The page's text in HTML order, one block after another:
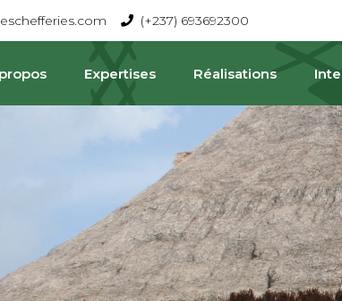
(+237) 693692300
Expertises Réalisations